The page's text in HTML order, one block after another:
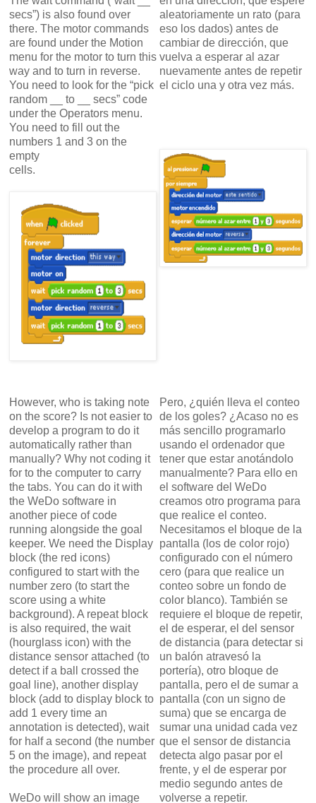
secs”) is also found over
there. The motor commands
are found under the Motion
menu for the motor to turn this
way and to turn in reverse.
You need to look for the “pick
random __ to __ secs” code
under the Operators menu.
You need to fill out the
numbers 1 and 3 on the
empty
cells.
aleatoriamente un rato (para
eso los dados) antes de
cambiar de dirección, que
vuelva a esperar al azar
nuevamente antes de repetir
el ciclo una y otra vez más.
However, who is taking note
on the score? Is not easier to
develop a program to do it
automatically rather than
manually? Why not coding it
for to the computer to carry
the tabs. You can do it with
the WeDo software in
another piece of code
running alongside the goal
keeper. We need the Display
block (the red icons)
configured to start with the
number zero (to start the
score using a white
background). A repeat block
is also required, the wait
(hourglass icon) with the
distance sensor attached (to
detect if a ball crossed the
goal line), another display
block (add to display block to
add 1 every time an
annotation is detected), wait
for half a second (the number
5 on the image), and repeat
the procedure all over.
WeDo will show an image
Pero, ¿quién lleva el conteo
de los goles? ¿Acaso no es
más sencillo programarlo
usando el ordenador que
tener que estar anotándolo
manualmente? Para ello en
el software del WeDo
creamos otro programa para
que realice el conteo.
Necesitamos el bloque de la
pantalla (los de color rojo)
configurado con el número
cero (para que realice un
conteo sobre un fondo de
color blanco). También se
requiere el bloque de repetir,
el de esperar, el del sensor
de distancia (para detectar si
un balón atravesó la
portería), otro bloque de
pantalla, pero el de sumar a
pantalla (con un signo de
suma) que se encarga de
sumar una unidad cada vez
que el sensor de distancia
detecta algo pasar por el
frente, y el de esperar por
medio segundo antes de
volverse a repetir.